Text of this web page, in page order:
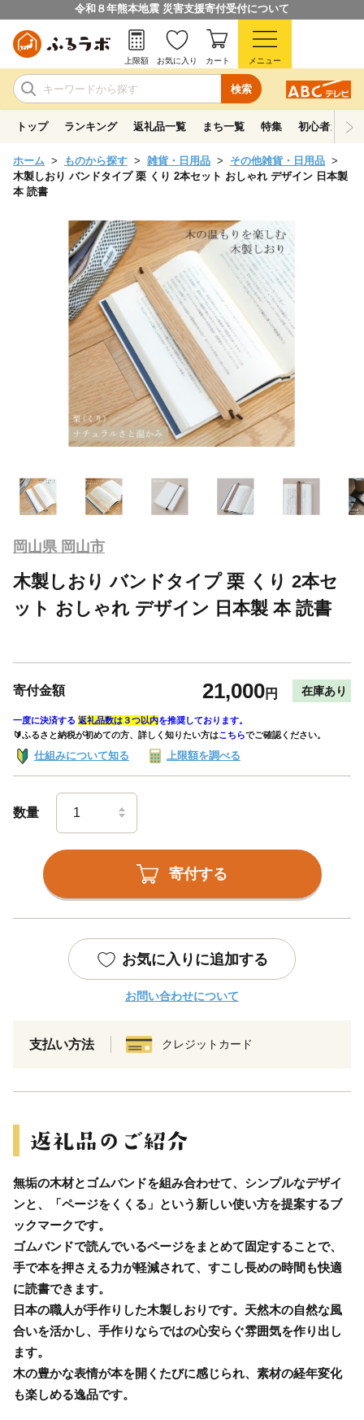
令和８年熊本地震 災害支援寄付受付について
検索
上限額 お気に入り カート メニュー
トップ ランキング 返礼品一覧 まち一覧 特集 初心者ガイド
ホーム ものから探す 雑貨・日用品
その他雑貨・日用品
木製しおり バンドタイプ 栗 くり 2本セット おしゃれ デザイン 日本製
本 読書
岡山県 岡山市
木製しおり バンドタイプ 栗 くり 2本セ
ット おしゃれ デザイン 日本製 本 読書
寄付金額 21,000円 在庫あり
一度に決済する 返礼品数は３つ以内を推奨しております。
🔰ふるさと納税が初めての方、詳しく知りたい方はこちらでご確認ください。
仕組みについて知る 上限額を調べる
数量
寄付する
お気に入りに追加する
お問い合わせについて
支払い方法 クレジットカード
無垢の木材とゴムバンドを組み合わせて、シンプルなデザイ
ンと、「ページをくくる」という新しい使い方を提案するブ
ックマークです。
ゴムバンドで読んでいるページをまとめて固定することで、
手で本を押さえる力が軽減されて、すこし長めの時間も快適
に読書できます。
日本の職人が手作りした木製しおりです。天然木の自然な風
合いを活かし、手作りならではの心安らぐ雰囲気を作り出し
ます。
木の豊かな表情が本を開くたびに感じられ、素材の経年変化
も楽しめる逸品です。